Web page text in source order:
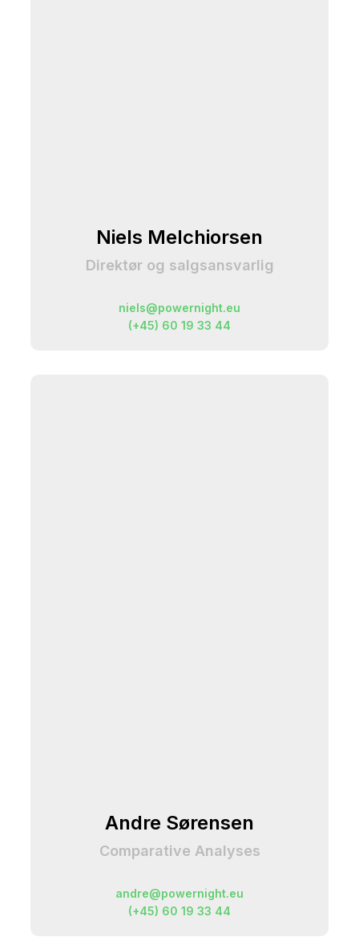
Niels Melchiorsen
Direktør og salgsansvarlig
niels@powernight.eu
(+45) 60 19 33 44
Andre Sørensen
Comparative Analyses
andre@powernight.eu
(+45) 60 19 33 44